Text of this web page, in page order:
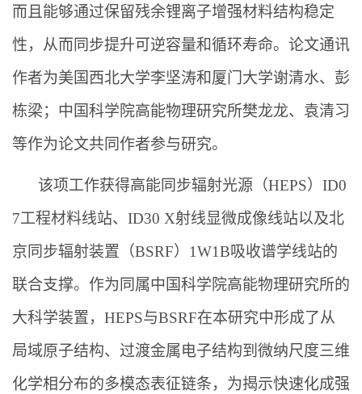
而且能够通过保留残余锂离子增强材料结构稳定
性，从而同步提升可逆容量和循环寿命。论文通讯
作者为美国西北大学李坚涛和厦门大学谢清水、彭
栋梁；中国科学院高能物理研究所樊龙龙、袁清习
等作为论文共同作者参与研究。
该项工作获得高能同步辐射光源（HEPS）ID0
7工程材料线站、ID30 X射线显微成像线站以及北
京同步辐射装置（BSRF）1W1B吸收谱学线站的
联合支撑。作为同属中国科学院高能物理研究所的
大科学装置，HEPS与BSRF在本研究中形成了从
局域原子结构、过渡金属电子结构到微纳尺度三维
化学相分布的多模态表征链条，为揭示快速化成强